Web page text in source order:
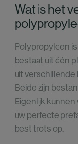
Wat is het
Polypropyleen
bestaat uit één
uit verschillende
Beide zijn
Eigenlijk
uwperfecte
best trots op.